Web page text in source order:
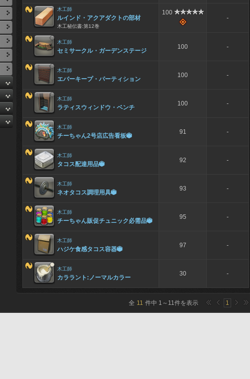
木工師
ルインド・アクアダクトの部材
木工秘伝書:第12巻
100
-
木工師
セミサークル・ガーデンステージ
100 -
木工師
エバーキープ・パーティション
100 -
木工師
ラティスウィンドウ・ベンチ
100 -
木工師
チーちゃん2号店広告看板
91 -
木工師
タコス配達用品
92 -
木工師
ネオタコス調理用具
93 -
木工師
チーちゃん販促チュニック必需品
95 -
木工師
ハジケ食感タコス容器
97 -
木工師
カララント:ノーマルカラー
30 -
全 11 件中 1 ～ 11件を表示 1